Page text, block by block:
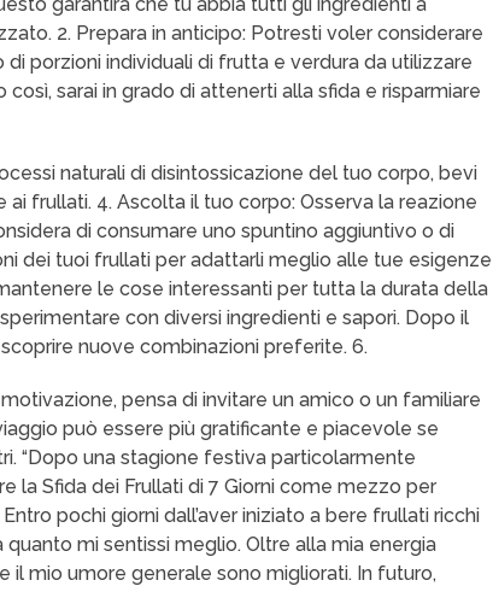
2. Prepara in anticipo: Potresti voler considerare
porzioni individuali di frutta e verdura da utilizzare
sarai in grado di attenerti alla sfida e risparmiare
naturali di disintossicazione del tuo corpo, bevi
frullati. 4. Ascolta il tuo corpo: Osserva la reazione
di consumare uno spuntino aggiuntivo o di
dei tuoi frullati per adattarli meglio alle tue esigenze
le cose interessanti per tutta la durata della
con diversi ingredienti e sapori. Dopo il
nuove combinazioni preferite. 6.
pensa di invitare un amico o un familiare
può essere più gratificante e piacevole se
“Dopo una stagione festiva particolarmente
la Sfida dei Frullati di 7 Giorni come mezzo per
pochi giorni dall’aver iniziato a bere frullati ricchi
mi sentissi meglio. Oltre alla mia energia
il mio umore generale sono migliorati. In futuro,